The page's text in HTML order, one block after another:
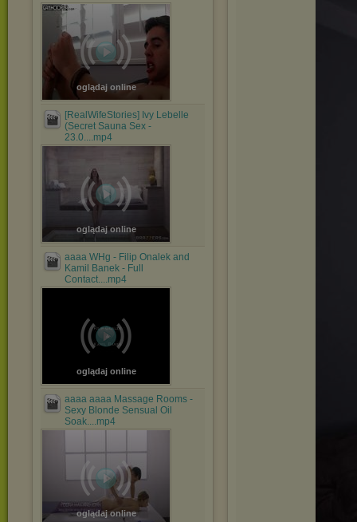
oglądaj online
[RealWifeStories] Ivy Lebelle
(Secret Sauna Sex -
23.0....mp4
oglądaj online
aaaa WHg - Filip Onalek and
Kamil Banek - Full
Contact....mp4
oglądaj online
aaaa aaaa Massage Rooms -
Sexy Blonde Sensual Oil
Soak....mp4
oglądaj online